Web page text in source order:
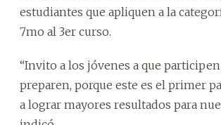
estudiantes que apliquen a la
7mo al 3er curso.
“Invito a los jóvenes a que participen
preparen, porque este es el primer
a lograr mayores resultados para